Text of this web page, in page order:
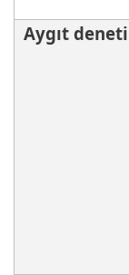
Aygıt